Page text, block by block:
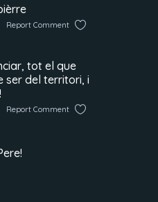
Report Comment
tot el que
ser del territori, i
Report Comment